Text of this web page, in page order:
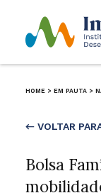
HOME > EM PAUTA >
← VOLTAR
Bolsa